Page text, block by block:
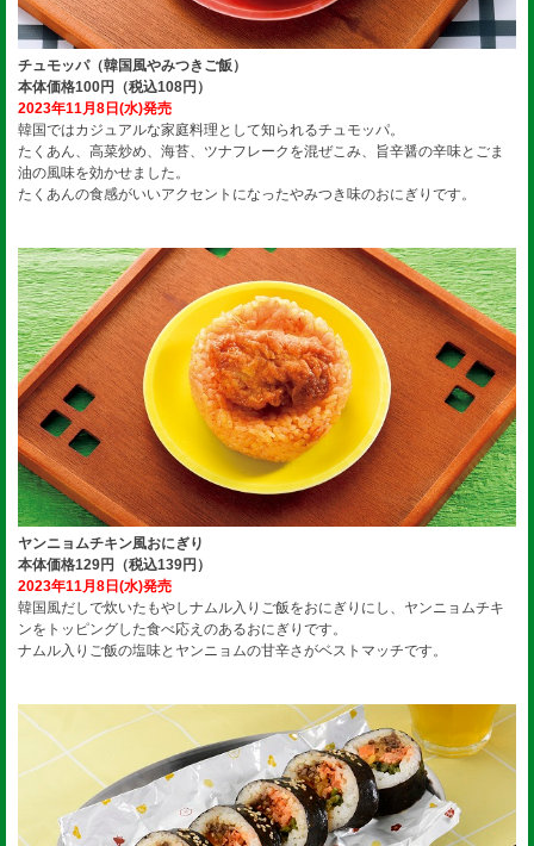
チュモッパ（韓国風やみつきご飯）
本体価格100円（税込108円）
2023年11月8日(水)発売
韓国ではカジュアルな家庭料理として知られるチュモッパ。
たくあん、高菜炒め、海苔、ツナフレークを混ぜこみ、旨辛醤の辛味とごま
油の風味を効かせました。
たくあんの食感がいいアクセントになったやみつき味のおにぎりです。
ヤンニョムチキン風おにぎり
本体価格129円（税込139円）
2023年11月8日(水)発売
韓国風だしで炊いたもやしナムル入りご飯をおにぎりにし、ヤンニョムチキ
ンをトッピングした食べ応えのあるおにぎりです。
ナムル入りご飯の塩味とヤンニョムの甘辛さがベストマッチです。